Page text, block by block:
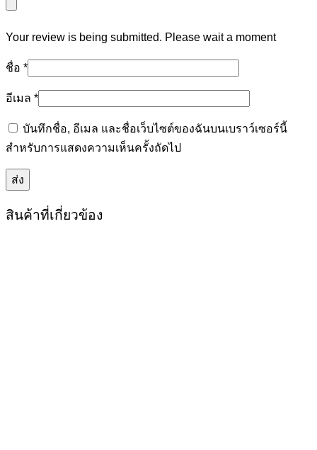
Your review is being submitted. Please wait a moment
ชื่อ *
อีเมล *
บันทึกชื่อ, อีเมล และชื่อเว็บไซต์ของฉันบนเบราว์เซอร์นี้
สำหรับการแสดงความเห็นครั้งถัดไป
สินค้าที่เกี่ยวข้อง